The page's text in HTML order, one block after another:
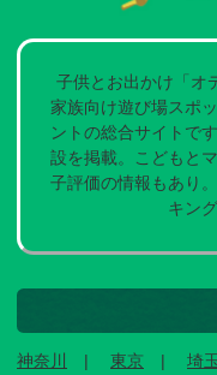
子供とお出かけ「オ
家族向け遊び場スポ
ントの総合サイトで
設を掲載。こどもと
子評価の情報もあり
キン
神奈川 東京 埼玉